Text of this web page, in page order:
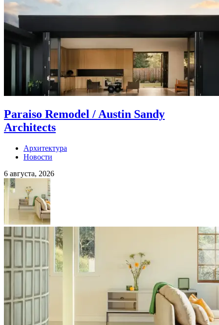
Paraiso Remodel / Austin Sandy
Architects
Архитектура
Новости
6 августа, 2026